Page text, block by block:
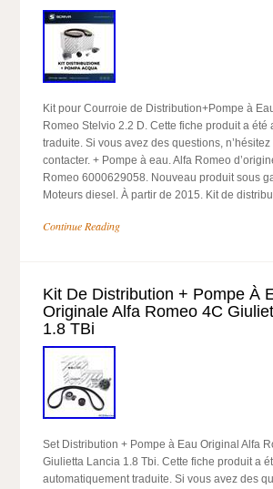
Kit pour Courroie de Distribution+Pompe à
Romeo Stelvio 2.2 D. Cette fiche produit a été
traduite. Si vous avez des questions,
contacter. + Pompe à eau. Alfa Romeo
Romeo 6000629058. Nouveau produit sous
Moteurs diesel. À partir de 2015. Kit de
Continue Reading
Kit De Distribution + Pompe À
Originale Alfa Romeo 4C
1.8 TBi
Set Distribution + Pompe à Eau Original Alfa
Giulietta Lancia 1.8 Tbi. Cette fiche produit a
automatiquement traduite. Si vous avez des